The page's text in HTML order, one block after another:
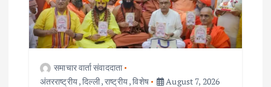
समाचार वार्ता संवाददाता
अंतरराष्ट्रीय,दिल्ली,राष्ट्रीय,विशेष August 7, 2026